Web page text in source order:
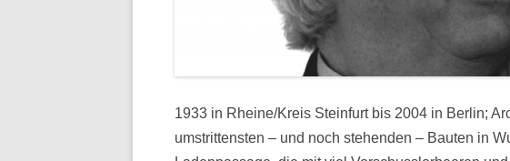
1933 in Rheine/Kreis Steinfurt bis 2004 in Berlin;
umstrittensten – und noch stehenden – Bauten in